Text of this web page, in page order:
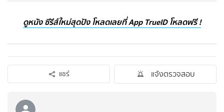
ดูหนัง ซีรีส์ใหม่สุดปัง โหลดเลยที่ App TrueID โหลดฟรี !
แชร์ แจ้งตรวจสอบ